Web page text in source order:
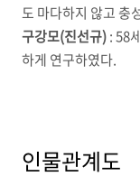
도 마다하지 않고 충
구강모(진선규): 58
하게 연구하였다.
인물관계도